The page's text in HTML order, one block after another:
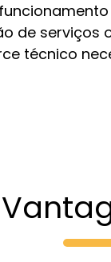
de serviços
técnico